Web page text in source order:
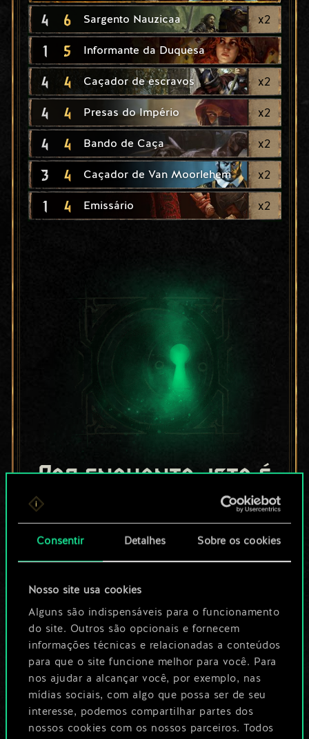
Consentir Detalhes Sobre os cookies
Nosso site usa cookies
Alguns são indispensáveis para o funcionamento
do site. Outros são opcionais e fornecem
informações técnicas e relacionadas a conteúdos
para que o site funcione melhor para você. Para
nos ajudar a alcançar você, por exemplo, nas
mídias sociais, com algo que possa ser de seu
interesse, podemos compartilhar partes dos
nossos cookies com os nossos parceiros. Todos
4 6 Sargento Nauzicaa x2
1 5 Informante da Duquesa
4 4 Caçador de escravos x2
4 4 Presas do Império x2
4 4 Bando de Caça x2
3 4 Caçador de Van Moorlehem x2
1 4 Emissário x2
Por enquanto, isto é
apenas um conjunto
de cartas
compartilhado.
No entanto, dá para
ser muito mais!
Dê um nome para este baralho e crie
um guia